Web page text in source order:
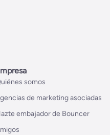
somos
de marketing asociadas
embajador de Bouncer